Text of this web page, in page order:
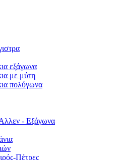
εξάγωνα
με μύτη
πολύγωνα
- Εξάγωνα
Πέτρες